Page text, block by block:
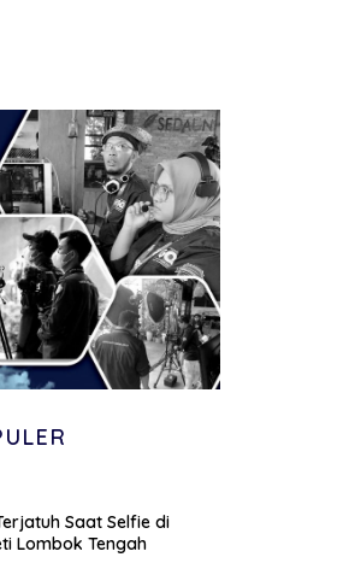
Saat Selfie di
Lombok Tengah